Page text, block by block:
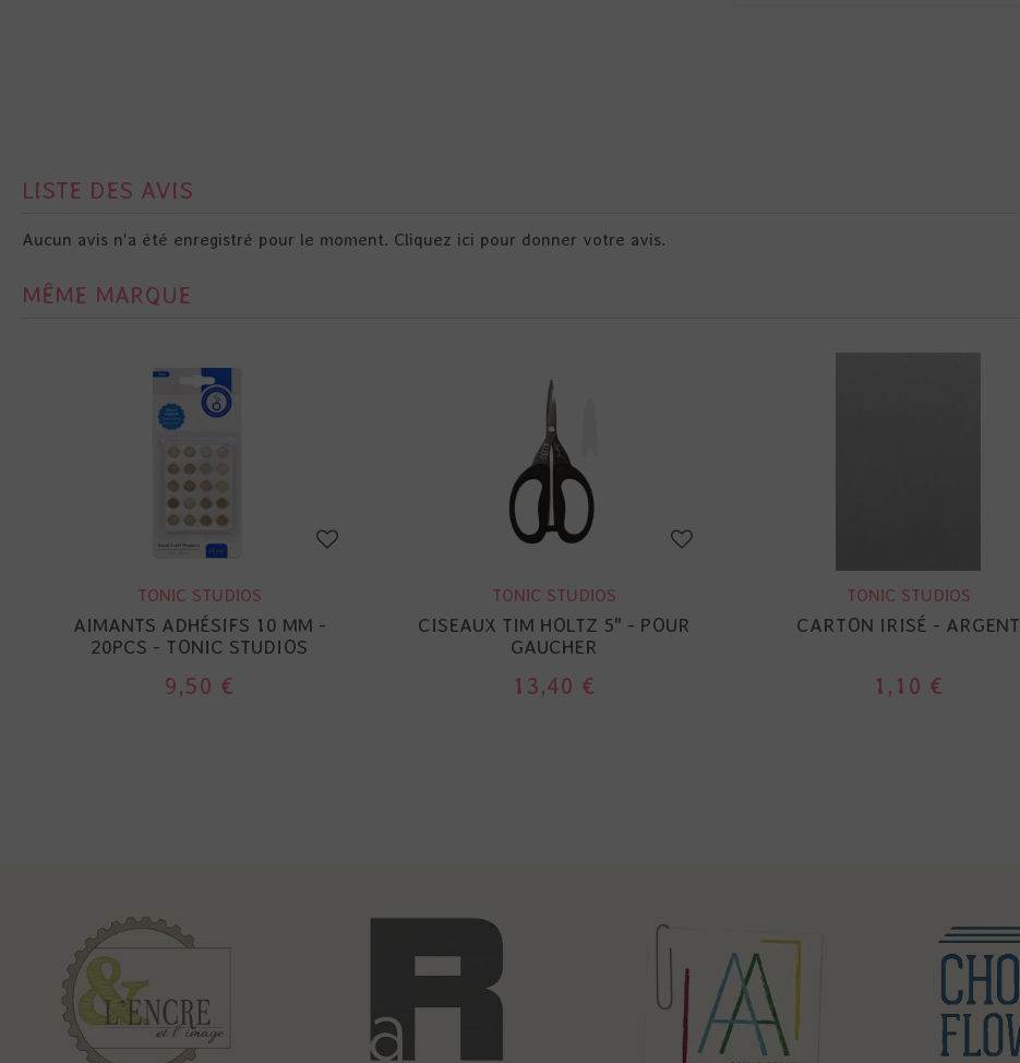
LISTE DES AVIS
Aucun avis n'a été enregistré pour le moment. Cliquez ici pour donner votre avis.
MÊME MARQUE
TONIC STUDIOS
AIMANTS ADHÉSIFS 10 MM -
20PCS - TONIC STUDIOS
9,50 €
TONIC STUDIOS
CISEAUX TIM HOLTZ 5" - POUR
GAUCHER
13,40 €
TONIC STUDIOS
CARTON IRISÉ - ARGENT
1,10 €